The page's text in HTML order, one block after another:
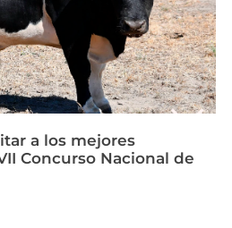
a los mejores
Concurso Nacional de